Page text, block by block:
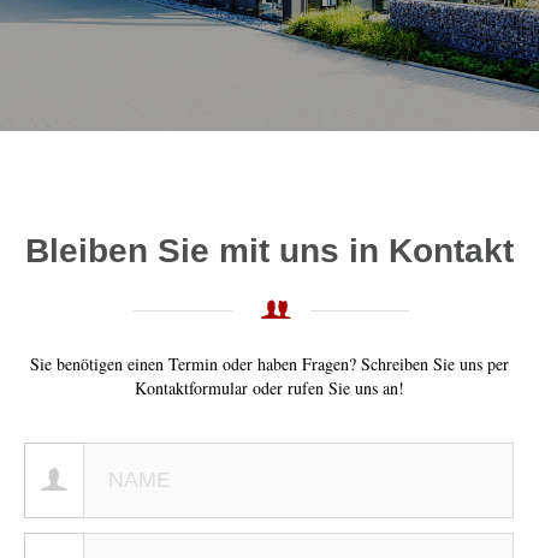
Bleiben Sie mit uns in Kontakt
Sie benötigen einen Termin oder haben Fragen? Schreiben Sie uns per
Kontaktformular oder rufen Sie uns an!